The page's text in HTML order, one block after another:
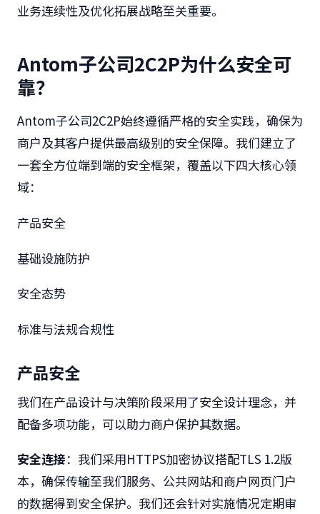
业务连续性及优化拓展战略至关重要。
Antom子公司2C2P为什么安全可
靠？
Antom子公司2C2P始终遵循严格的安全实践，确保为
商户及其客户提供最高级别的安全保障。我们建立了
一套全方位端到端的安全框架，覆盖以下四大核心领
域：
产品安全
基础设施防护
安全态势
标准与法规合规性
产品安全
我们在产品设计与决策阶段采用了安全设计理念，并
配备多项功能，可以助力商户保护其数据。
安全连接：我们采用HTTPS加密协议搭配TLS 1.2版
本，确保传输至我们服务、公共网站和商户网页门户
的数据得到安全保护。我们还会针对实施情况定期审